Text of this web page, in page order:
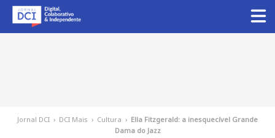
Jornal DCI › DCI Mais › Cultura › Ella Fitzgerald: a inesquecível Grande
Dama do Jazz